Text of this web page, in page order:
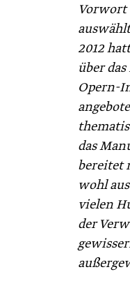
Vorwort
2012
über
Opern-
das
bereitet
wohl
vielen
der